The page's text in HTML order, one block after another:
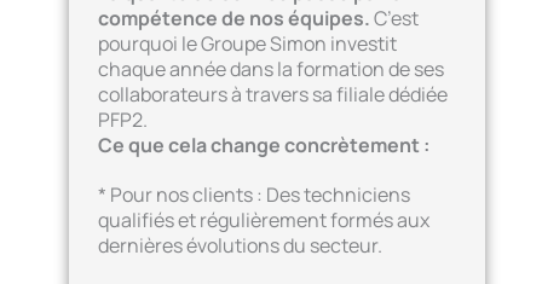
compétence de nos équipes.C’est
pourquoi le Groupe Simon investit
chaque année dans la formation de ses
collaborateurs à travers sa filiale dédiée
PFP2.
Ce que cela change concrètement :
* Pour nos clients : Des techniciens
qualifiés et régulièrement formés aux
dernières évolutions du secteur.